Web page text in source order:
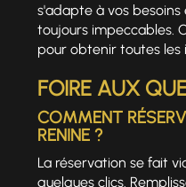
s'adapte à vos
toujours impeccables.
pour obtenir toutes les
FOIRE AUX
COMMENT
RENINE ?
La réservation se fait
quelques clics.